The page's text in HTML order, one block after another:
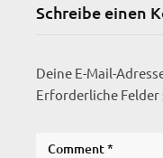
Schreibe einen
Deine E-Mail-
Erforderliche